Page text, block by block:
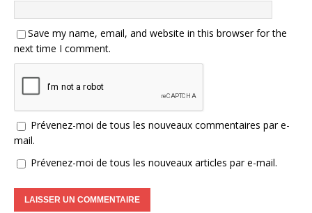
Save my name, email, and website in this browser for the
next time I comment.
Prévenez-moi de tous les nouveaux commentaires par e-
mail.
Prévenez-moi de tous les nouveaux articles par e-mail.